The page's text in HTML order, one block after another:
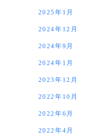
2025年1月
2024年12月
2024年9月
2024年1月
2023年12月
2022年10月
2022年6月
2022年4月